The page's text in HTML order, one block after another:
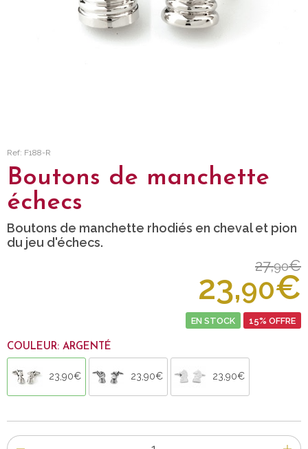
Ref: F188-R
Boutons de manchette
échecs
Boutons de manchette rhodiés en cheval et pion
du jeu d'échecs.
27,90€
23,90€
EN STOCK 15% OFFRE
COULEUR: ARGENTÉ
23,90€ 23,90€ 23,90€
Nombre